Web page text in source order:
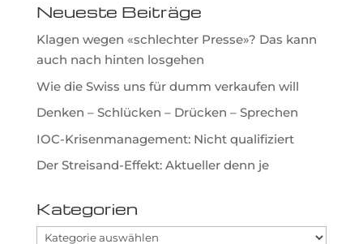
Neueste Beiträge
Klagen wegen «schlechter Presse»? Das kann
auch nach hinten losgehen
Wie die Swiss uns für dumm verkaufen will
Denken – Schlücken – Drücken – Sprechen
IOC-Krisenmanagement: Nicht qualifiziert
Der Streisand-Effekt: Aktueller denn je
Kategorien
Kategorien